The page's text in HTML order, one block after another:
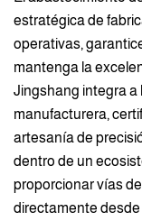
estratégica de
operativas,
mantenga la
Jingshang integra a
manufacturera,
artesanía de
dentro de un
proporcionar vías
directamente